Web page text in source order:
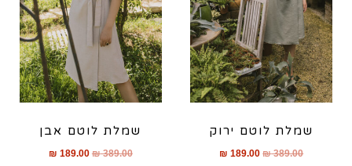
שמלת לוטם ירוק
₪389.00
₪ 189.00
שמלת לוטם אבן
₪389.00
₪ 189.00